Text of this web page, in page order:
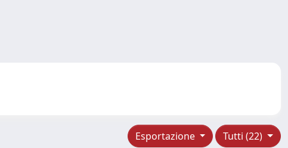
Tutti (22)
Esportazione